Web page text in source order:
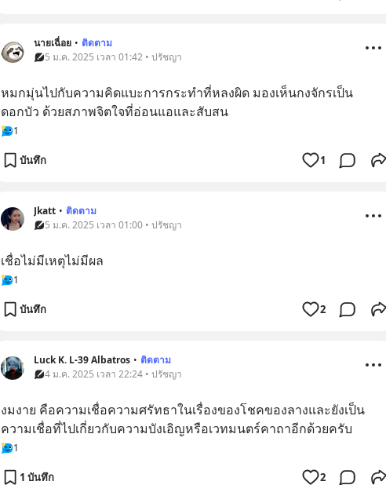
นายเฉื่อย • ติดตาม
5 ม.ค. 2025 เวลา 01:42 • ปรัชญา
หมกมุ่นไปกับความคิดแบะการกระทำที่หลงผิด มองเห็นกงจักรเป็น
ดอกบัว ด้วยสภาพจิตใจที่อ่อนแอและสับสน
1
บันทึก 1
Jkatt • ติดตาม
5 ม.ค. 2025 เวลา 01:00 • ปรัชญา
เชื่อไม่มีเหตุไม่มีผล
1
บันทึก 2
Luck K. L-39 Albatros • ติดตาม
4 ม.ค. 2025 เวลา 22:24 • ปรัชญา
งมงาย คือความเชื่อความศรัทธาในเรื่องของโชคของลางและยังเป็น
ความเชื่อที่ไปเกี่ยวกับความบังเอิญหรือเวทมนตร์คาถาอีกด้วยครับ
1
1 บันทึก 2